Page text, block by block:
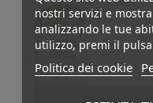
nostri servizi e
analizzando le tue
utilizzo, premi il
Politica dei cookie